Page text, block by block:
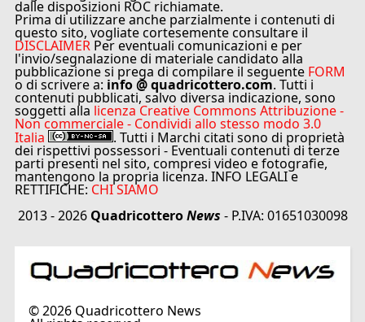
dalle disposizioni ROC richiamate.
Prima di utilizzare anche parzialmente i contenuti di
questo sito, vogliate cortesemente consultare il
DISCLAIMER Per eventuali comunicazioni e per
l'invio/segnalazione di materiale candidato alla
pubblicazione si prega di compilare il seguente FORM
o di scrivere a: info @ quadricottero.com. Tutti i
contenuti pubblicati, salvo diversa indicazione, sono
soggetti alla licenza Creative Commons Attribuzione -
Non commerciale - Condividi allo stesso modo 3.0
Italia . Tutti i Marchi citati sono di proprietà
dei rispettivi possessori - Eventuali contenuti di terze
parti presenti nel sito, compresi video e fotografie,
mantengono la propria licenza. INFO LEGALI e
RETTIFICHE: CHI SIAMO
2013 - 2026 QuadricotteroNews - P.IVA: 01651030098
©2026Quadricottero News